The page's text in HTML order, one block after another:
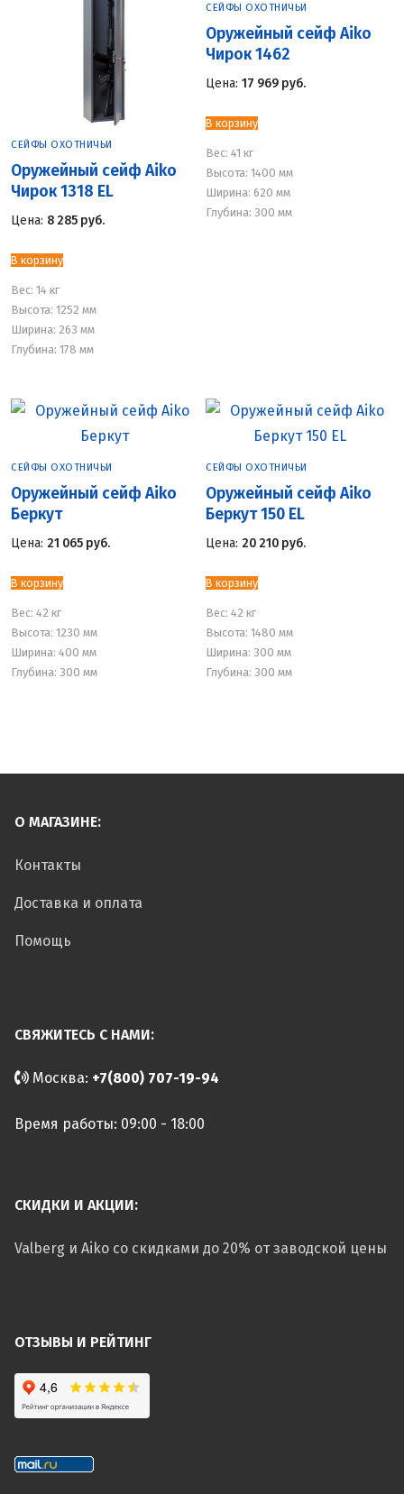
СЕЙФЫ ОХОТНИЧЬИ
Оружейный сейф Aiko
Чирок 1318 EL
Цена: 8 285 руб.
В корзину
Вес: 14 кг
Высота: 1252 мм
Ширина: 263 мм
Глубина: 178 мм
СЕЙФЫ ОХОТНИЧЬИ
Оружейный сейф Aiko
Чирок 1462
Цена: 17 969 руб.
В корзину
Вес: 41 кг
Высота: 1400 мм
Ширина: 620 мм
Глубина: 300 мм
СЕЙФЫ ОХОТНИЧЬИ
Оружейный сейф Aiko
Беркут
Цена: 21 065 руб.
В корзину
Вес: 42 кг
Высота: 1230 мм
Ширина: 400 мм
Глубина: 300 мм
СЕЙФЫ ОХОТНИЧЬИ
Оружейный сейф Aiko
Беркут 150 EL
Цена: 20 210 руб.
В корзину
Вес: 42 кг
Высота: 1480 мм
Ширина: 300 мм
Глубина: 300 мм
О МАГАЗИНЕ:
Контакты
Доставка и оплата
Помощь
СВЯЖИТЕСЬ С НАМИ:
Москва: +7(800) 707-19-94
Время работы: 09:00 - 18:00
СКИДКИ И АКЦИИ:
Valberg и Aiko со скидками до 20% от заводской цены
ОТЗЫВЫ И РЕЙТИНГ